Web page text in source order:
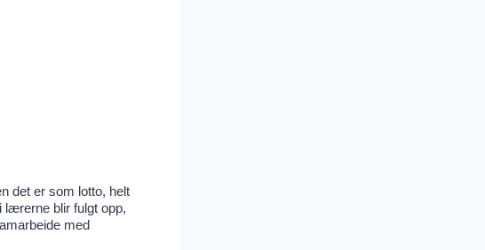
det er som lotto, helt
lærerne blir fulgt opp,
med